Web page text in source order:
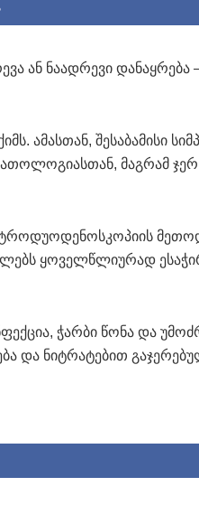
ან ნაადრევი დანაყრება –
ამასთან, შესაბამისი
მაგრამ ჯერ
ყოველწლიურად
ჭარბი წონა და
და ნიტრატებით